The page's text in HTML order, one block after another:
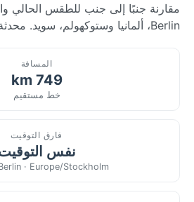
مقارنة جنبًا إلى جنب للطقس الحالي
Berlin، ألمانيا وستوكهولم، سويد. محدثة مباشرة.
المسافة
749 km
خط مستقيم
فارق التوقيت
نفس
· Europe/Stockholm